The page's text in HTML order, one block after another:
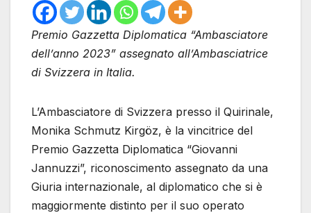
Premio Gazzetta Diplomatica “Ambasciatore
dell’anno 2023” assegnato all’Ambasciatrice
di Svizzera in Italia.
L’Ambasciatore di Svizzera presso il Quirinale,
Monika Schmutz Kirgöz, è la vincitrice del
Premio Gazzetta Diplomatica “Giovanni
Jannuzzi”, riconoscimento assegnato da una
Giuria internazionale, al diplomatico che si è
maggiormente distinto per il suo operato